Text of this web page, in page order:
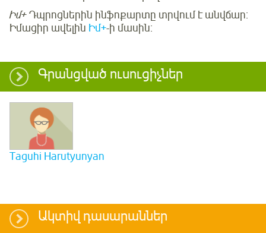
Իմ+Դպրոցներին ինֆոքարտը տրվում է անվճար:
Իմացիր ավելին Իմ+-ի մասին:
Գրանցված ուսուցիչներ
Taguhi Harutyunyan
Ակտիվ դասարաններ